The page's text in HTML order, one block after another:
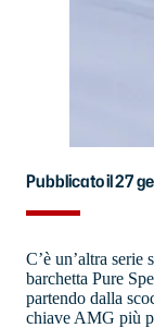
Pubblicato il 27
C’è un’altra
barchetta Pure
partendo dalla
chiave AMG più